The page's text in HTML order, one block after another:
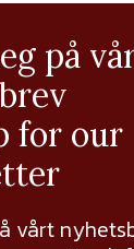
på
for our
vårt